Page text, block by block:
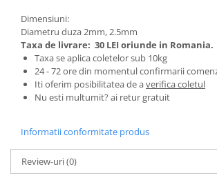
Lopeti zapada
Zdrobitoare si teascuri
Teascuri
Zdrobitoare electrice
Zdrobitoare electrice & manuale
Masini de cusut si accesorii
Articole antidaunatori gradina
Sere si solarii
Dimensiuni:
Diametru duza 2mm, 2.5mm
Taxa de livrare: 30 LEI oriunde in Romania.
Taxa se aplica coletelor sub 10kg
24 - 72 ore din momentul confirmarii
Iti oferim posibilitatea de averifica coletul
Nu esti multumit? ai retur gratuit
Informatii conformitate produs
Review-uri(0)